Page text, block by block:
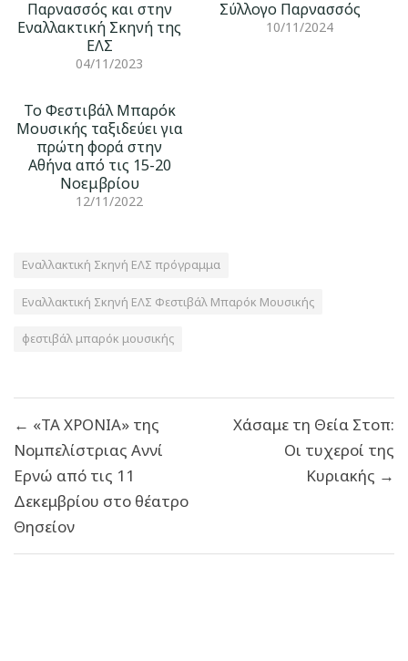
Παρνασσός και στην
Εναλλακτική Σκηνή της
ΕΛΣ
04/11/2023
Σύλλογο Παρνασσός
10/11/2024
Το Φεστιβάλ Μπαρόκ
Μουσικής ταξιδεύει για
πρώτη φορά στην
Αθήνα από τις 15-20
Νοεμβρίου
12/11/2022
Εναλλακτική Σκηνή ΕΛΣ πρόγραμμα
Εναλλακτική Σκηνή ΕΛΣ Φεστιβάλ Μπαρόκ Μουσικής
φεστιβάλ μπαρόκ μουσικής
άρθρων
← «ΤΑ ΧΡΟΝΙΑ» της
Νομπελίστριας Αννί
Ερνώ από τις 11
Δεκεμβρίου στο θέατρο
Θησείον
Χάσαμε τη Θεία Στοπ:
Οι τυχεροί της
Κυριακής →